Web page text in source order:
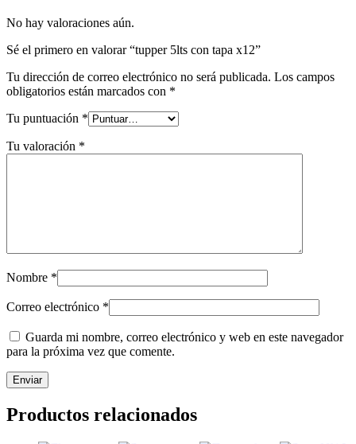
No hay valoraciones aún.
Sé el primero en valorar “tupper 5lts con tapa x12”
Tu dirección de correo electrónico no será publicada. Los campos
obligatorios están marcados con *
Tu puntuación *
Tu valoración *
Nombre *
Correo electrónico *
Guarda mi nombre, correo electrónico y web en este navegador
para la próxima vez que comente.
Productos relacionados